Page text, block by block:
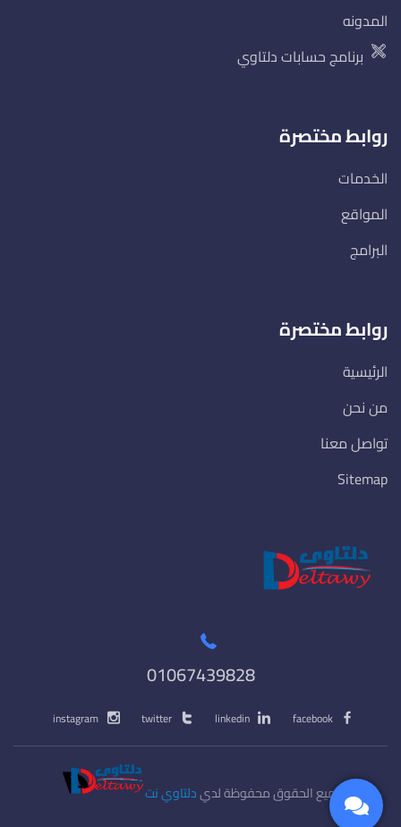
المدونه
برنامج حسابات دلتاوي
روابط مختصرة
الخدمات
المواقع
البرامج
روابط مختصرة
الرئيسية
من نحن
تواصل معنا
Sitemap
01067439828
facebook
linkedin
twitter
instagram
جميع الحقوق محفوظة لديدلتاوي نت